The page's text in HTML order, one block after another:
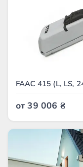
FAAC 415 (L, LS,
от 39 006 ₴